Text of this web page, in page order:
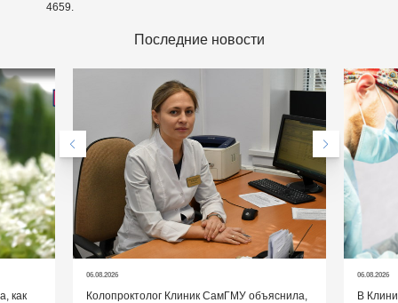
4659.
Последние новости
как
06.08.2026
Колопроктолог Клиник СамГМУ объяснила,
06.08.2026
В